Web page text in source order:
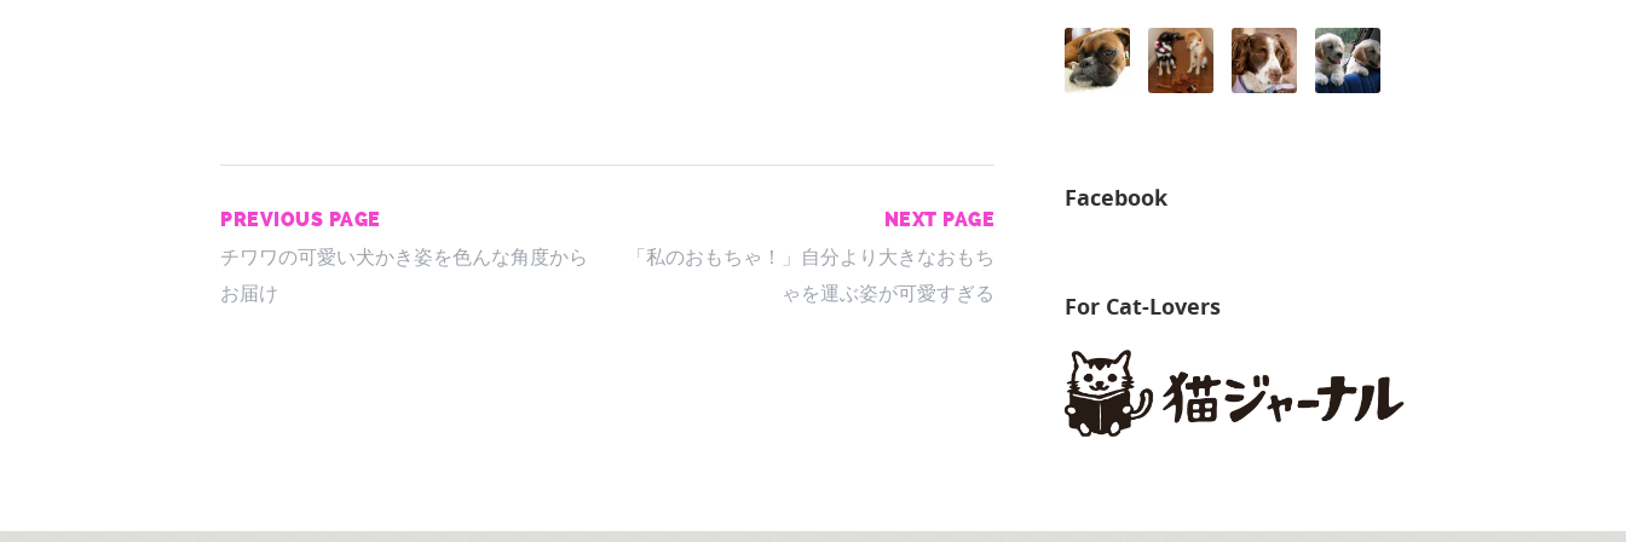
PREVIOUS PAGE
チワワの可愛い犬かき姿を色んな角度から
お届け
NEXT PAGE
「私のおもちゃ！」自分より大きなおもち
ゃを運ぶ姿が可愛すぎる
Facebook
For Cat-Lovers